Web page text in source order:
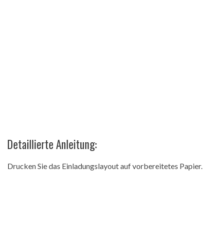
Detaillierte Anleitung:
Drucken Sie das Einladungslayout auf vorbereitetes Papier.